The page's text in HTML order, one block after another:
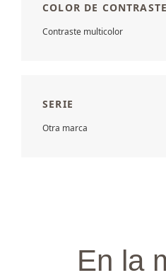
COLOR DE CONTRASTE
Contraste multicolor
SERIE
Otra marca
En la